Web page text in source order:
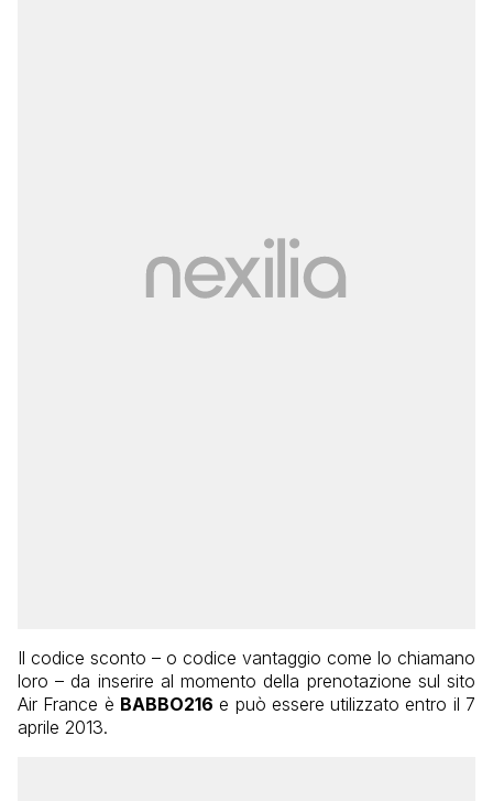
Il codice sconto – o codice vantaggio come lo chiamano
loro – da inserire al momento della prenotazione sul sito
Air France è BABBO216 e può essere utilizzato entro il 7
aprile 2013.